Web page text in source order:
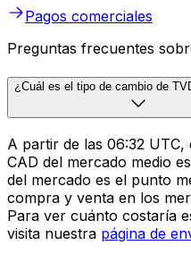
Pagos comerciales
Preguntas frecuentes
¿Cuál es el tipo de cambio de
A partir de las 06:32
CAD del mercado medio
del mercado es el punto
compra y venta en los
Para ver cuánto costaría
visita nuestra página de